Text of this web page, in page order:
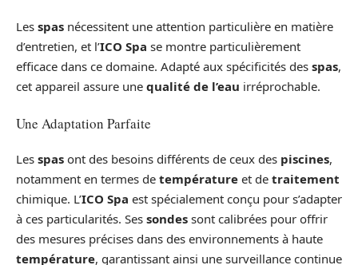
Les spas nécessitent une attention particulière en matière
d’entretien, et l’ICO Spa se montre particulièrement
efficace dans ce domaine. Adapté aux spécificités des spas,
cet appareil assure une qualité de l’eau irréprochable.
Une Adaptation Parfaite
Les spas ont des besoins différents de ceux des piscines,
notamment en termes de température et de traitement
chimique. L’ICO Spa est spécialement conçu pour s’adapter
à ces particularités. Ses sondes sont calibrées pour offrir
des mesures précises dans des environnements à haute
température, garantissant ainsi une surveillance continue